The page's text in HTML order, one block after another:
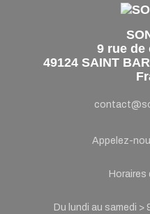
9 rue de
49124 SAINT
Appelez-
Horaires
Du lundi au samedi